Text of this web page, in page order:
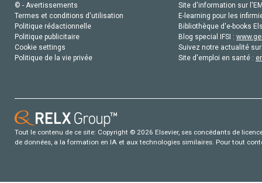
© - Avertissements
Termes et conditions d'utilisation
Politique rédactionnelle
Politique publicitaire
Cookie settings
Politique de la vie privée
Site d'information sur
E-learning pour les
Bibliothèque d'e-books
Blog special IFSI :
Suivez notre actualité
Site d'emploi en santé :
Tout le contenu de ce site: Copyright © 2026 Elsevier, ses concédants de
de données, a la formation en IA et aux technologies similaires. Pour tout